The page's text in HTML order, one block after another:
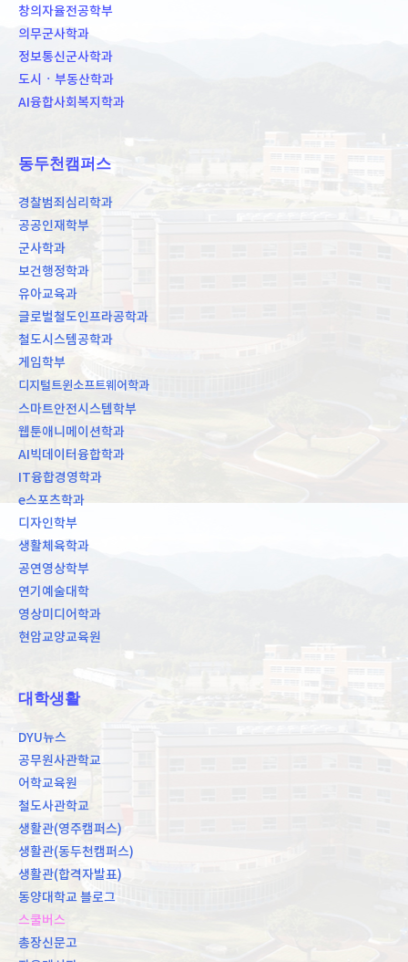
창의자율전공학부
의무군사학과
정보통신군사학과
도시ㆍ부동산학과
AI융합사회복지학과
동두천캠퍼스
경찰범죄심리학과
공공인재학부
군사학과
보건행정학과
유아교육과
글로벌철도인프라공학과
철도시스템공학과
게임학부
디지털트윈소프트웨어학과
스마트안전시스템학부
웹툰애니메이션학과
AI빅데이터융합학과
IT융합경영학과
e스포츠학과
디자인학부
생활체육학과
공연영상학부
연기예술대학
영상미디어학과
현암교양교육원
대학생활
DYU뉴스
공무원사관학교
어학교육원
철도사관학교
생활관(영주캠퍼스)
생활관(동두천캠퍼스)
생활관(합격자발표)
동양대학교 블로그
스쿨버스
총장신문고